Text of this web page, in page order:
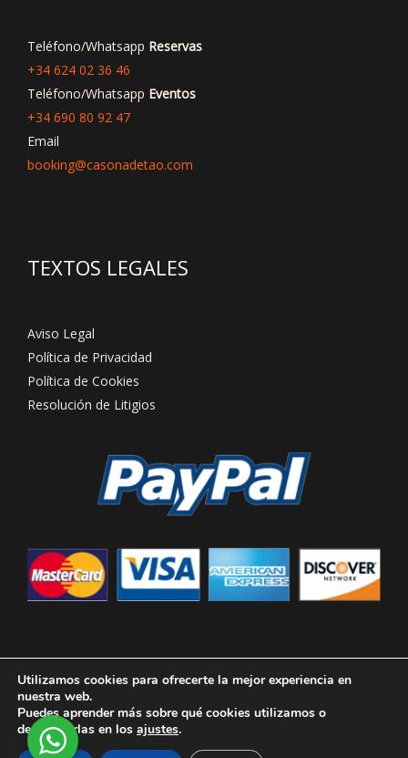
Teléfono/Whatsapp Reservas
+34 624 02 36 46
Teléfono/Whatsapp Eventos
+34 690 80 92 47
Email
booking@casonadetao.com
TEXTOS LEGALES
Aviso Legal
Política de Privacidad
Política de Cookies
Resolución de Litigios
Copyright © 2026 Hotel Rural Casona de Tao Lanzarote
Powered by EDECO Canarias
Utilizamos cookies para ofrecerte la mejor experiencia en
nuestra web.
Puedes aprender más sobre qué cookies utilizamos o
desactivarlas en los ajustes.